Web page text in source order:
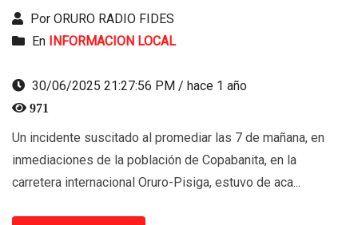
Por ORURO RADIO FIDES
En INFORMACION LOCAL
30/06/2025 21:27:56 PM / hace 1 año
971
Un incidente suscitado al promediar las 7 de mañana, en
inmediaciones de la población de Copabanita, en la
carretera internacional Oruro-Pisiga, estuvo de aca...